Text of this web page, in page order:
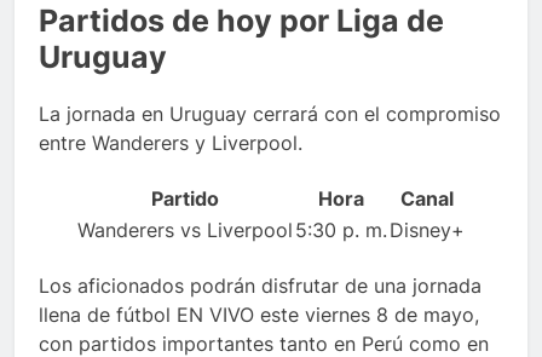
Partidos de hoy por Liga de
Uruguay
La jornada en Uruguay cerrará con el compromiso
entre Wanderers y Liverpool.
Partido Hora
Canal
Wanderers vs Liverpool 5:30 p. m. Disney+
Los aficionados podrán disfrutar de una jornada
llena de fútbol EN VIVO este viernes 8 de mayo,
con partidos importantes tanto en Perú como en